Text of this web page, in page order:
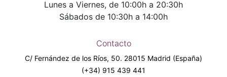
Lunes a Viernes, de 10:00h a 20:30h
Sábados de 10:30h a 14:00h
Contacto
C/ Fernández de los Ríos, 50. 28015 Madrid (España)
(+34) 915 439 441